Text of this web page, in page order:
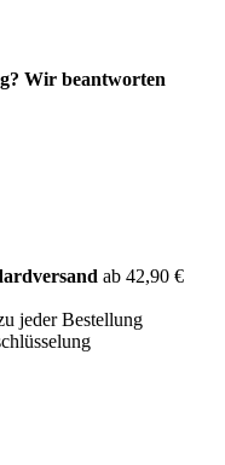
Wir beantworten
ab 42,90 €
jeder Bestellung